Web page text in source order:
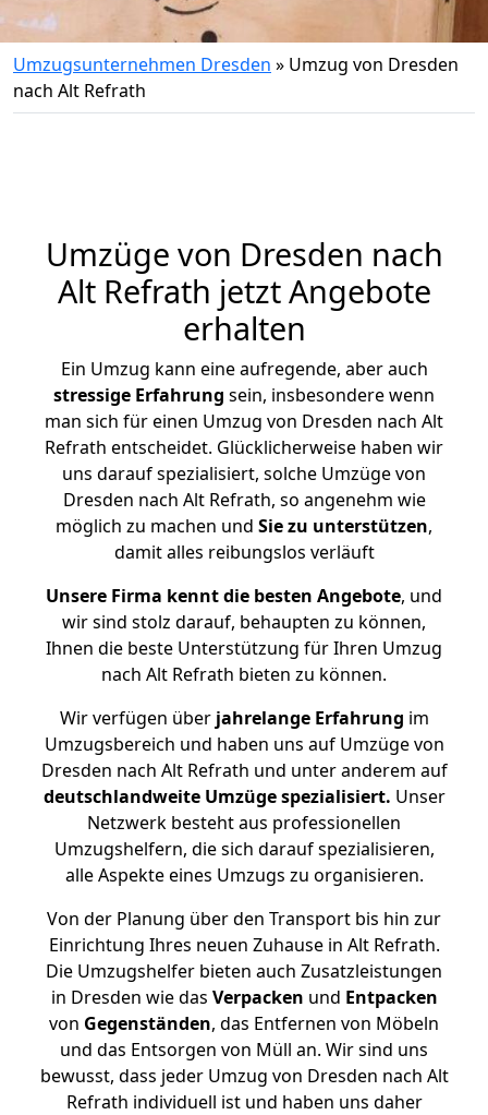
Umzugsunternehmen Dresden » Umzug von Dresden
nach Alt Refrath
Umzüge von Dresden nach
Alt Refrath jetzt Angebote
erhalten
Ein Umzug kann eine aufregende, aber auch
stressige Erfahrung sein, insbesondere wenn
man sich für einen Umzug von Dresden nach Alt
Refrath entscheidet. Glücklicherweise haben wir
uns darauf spezialisiert, solche Umzüge von
Dresden nach Alt Refrath, so angenehm wie
möglich zu machen und Sie zu unterstützen,
damit alles reibungslos verläuft
Unsere Firma kennt die besten Angebote, und
wir sind stolz darauf, behaupten zu können,
Ihnen die beste Unterstützung für Ihren Umzug
nach Alt Refrath bieten zu können.
Wir verfügen überjahrelange Erfahrung im
Umzugsbereich und haben uns auf Umzüge von
Dresden nach Alt Refrath und unter anderem auf
deutschlandweite Umzüge spezialisiert. Unser
Netzwerk besteht aus professionellen
Umzugshelfern, die sich darauf spezialisieren,
alle Aspekte eines Umzugs zu organisieren.
Von der Planung über den Transport bis hin zur
Einrichtung Ihres neuen Zuhause in Alt Refrath.
Die Umzugshelfer bieten auch Zusatzleistungen
in Dresden wie das Verpacken und Entpacken
von Gegenständen, das Entfernen von Möbeln
und das Entsorgen von Müll an. Wir sind uns
bewusst, dass jeder Umzug von Dresden nach Alt
Refrath individuell ist und haben uns daher